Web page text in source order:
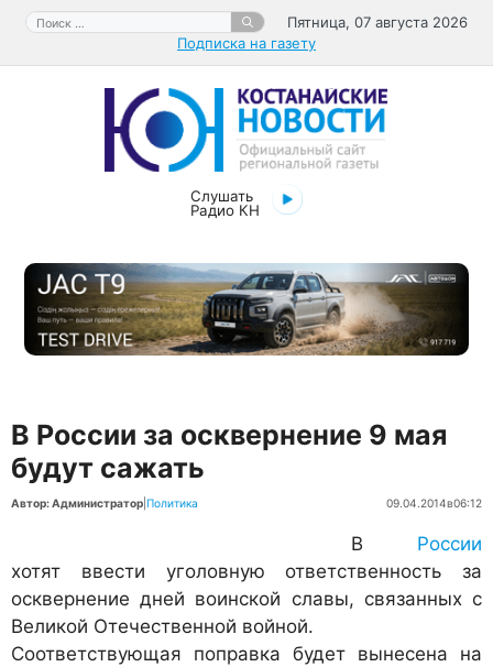
Перейти
содержимому
Поиск:
Пятница, 07 августа 2026
Подписка на газету
Слушать
Радио КН
В России за осквернение 9 мая
будут сажать
Автор: Администратор Политика 09.04.2014в06:12
В России
хотят ввести уголовную ответственность за
осквернение дней воинской славы, связанных с
Великой Отечественной войной.
Соответствующая поправка будет вынесена на